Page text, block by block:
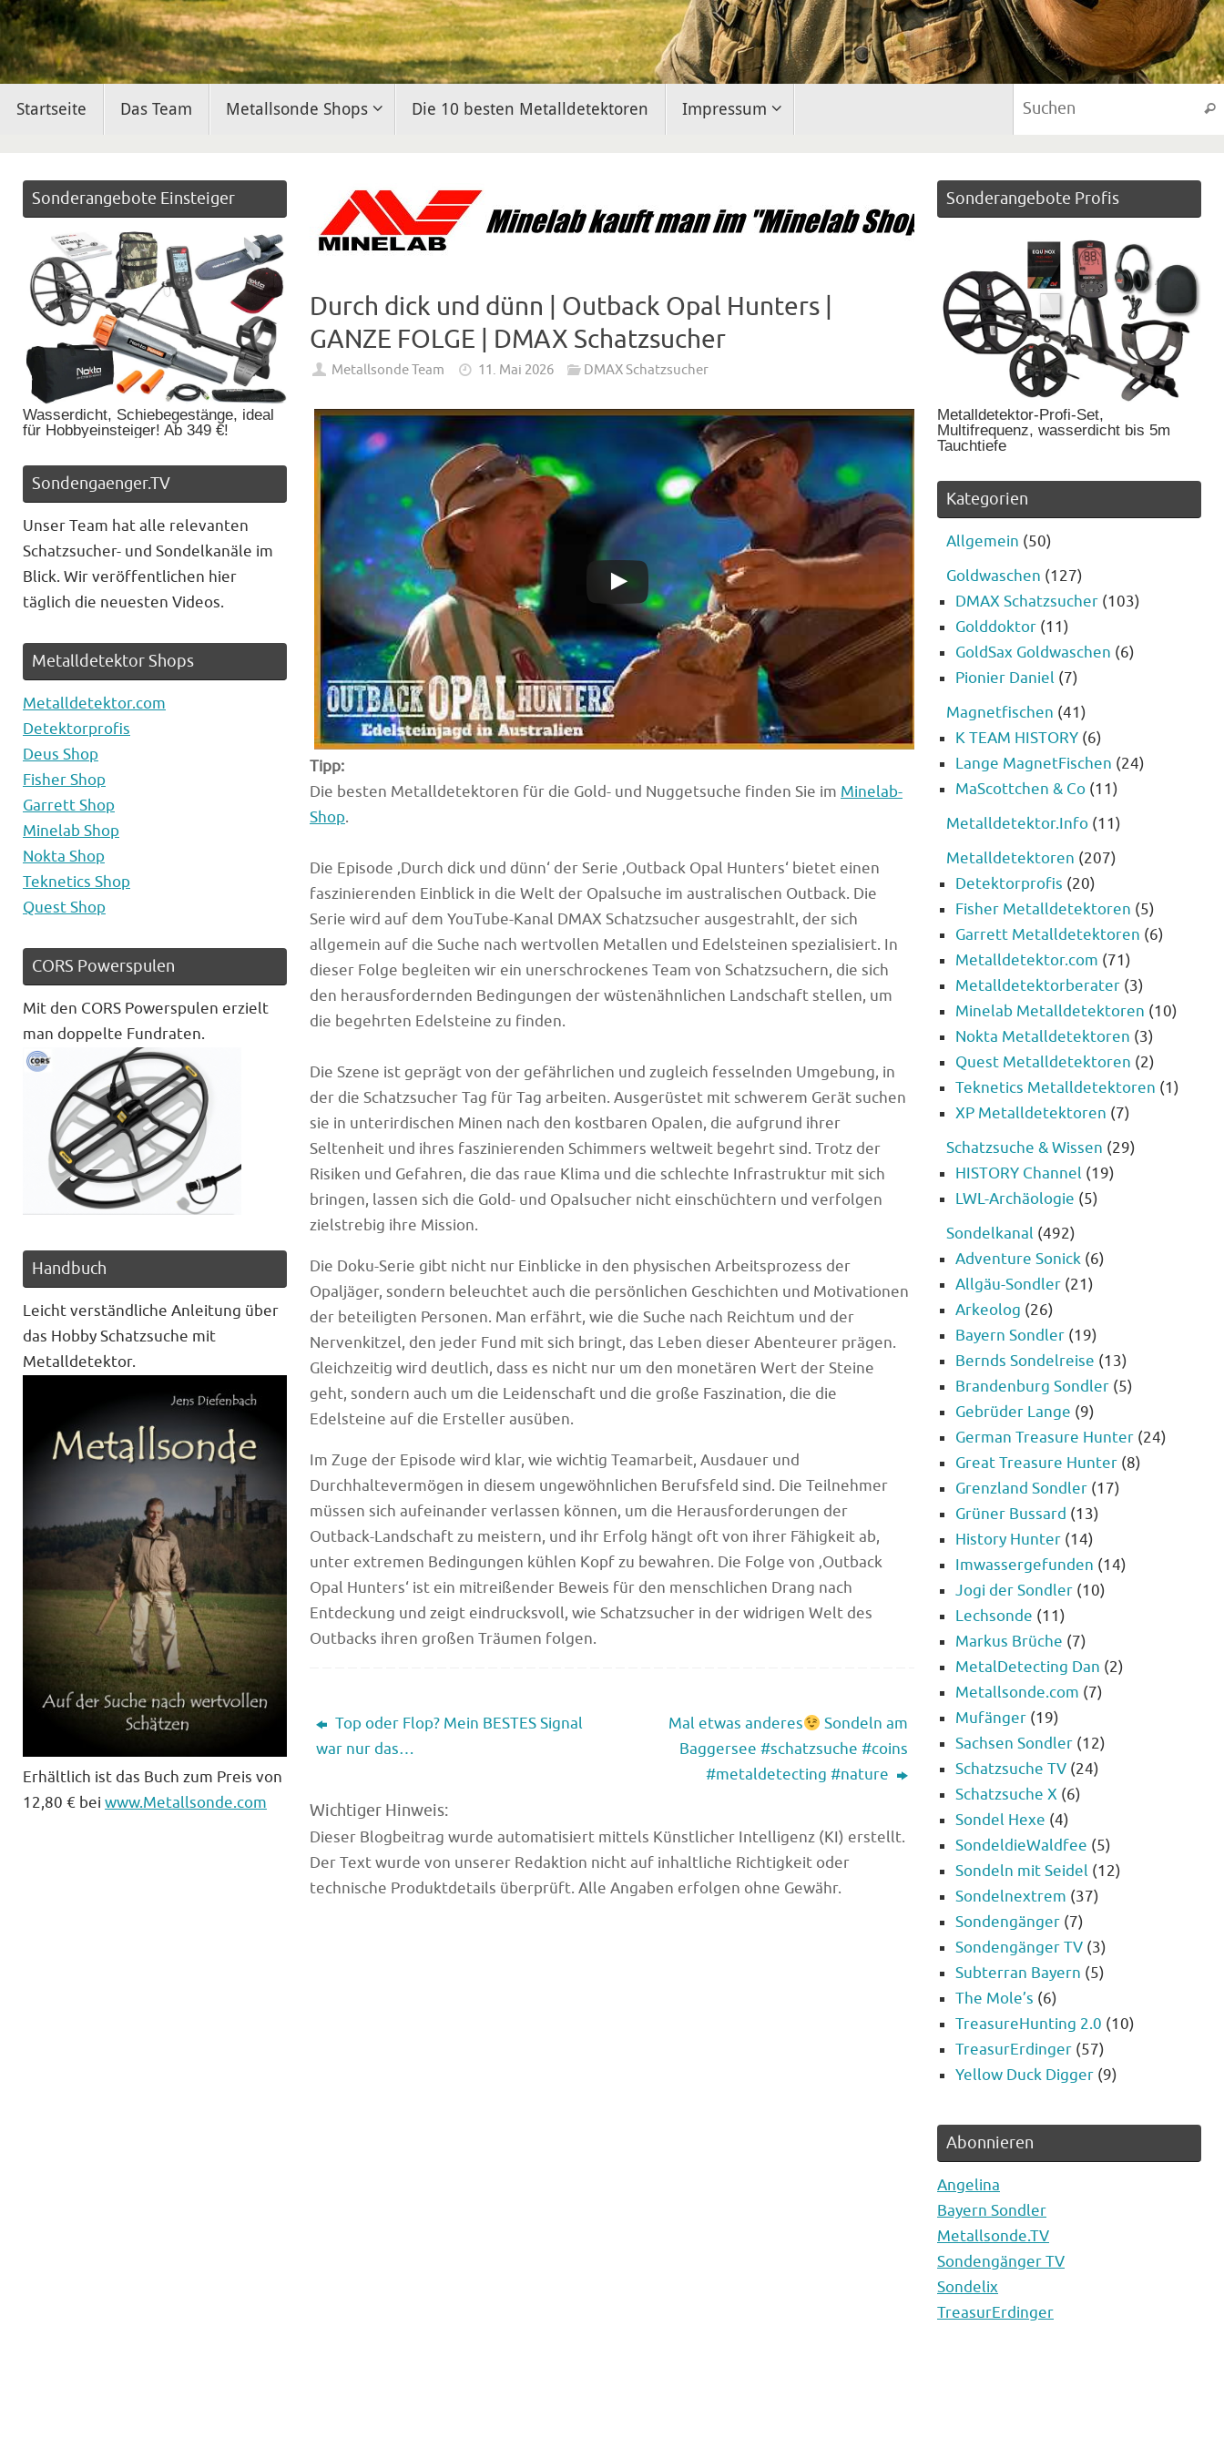
InhaltStartseite Das Team Metallsonde Shops Die 10 besten Metalldetektoren Impressum
Durch dick und dünn | Outback Opal Hunters |
GANZE FOLGE | DMAX Schatzsucher
Metallsonde Team 11. Mai 2026 DMAX Schatzsucher
Tipp:
Die besten Metalldetektoren für die Gold- und Nuggetsuche finden Sie im Minelab-
Shop.
Die Episode ‚Durch dick und dünn‘ der Serie ‚Outback Opal Hunters‘ bietet einen
faszinierenden Einblick in die Welt der Opalsuche im australischen Outback. Die
Serie wird auf dem YouTube-Kanal DMAX Schatzsucher ausgestrahlt, der sich
allgemein auf die Suche nach wertvollen Metallen und Edelsteinen spezialisiert. In
dieser Folge begleiten wir ein unerschrockenes Team von Schatzsuchern, die sich
den herausfordernden Bedingungen der wüstenähnlichen Landschaft stellen, um
die begehrten Edelsteine zu finden.
Die Szene ist geprägt von der gefährlichen und zugleich fesselnden Umgebung, in
der die Schatzsucher Tag für Tag arbeiten. Ausgerüstet mit schwerem Gerät suchen
sie in unterirdischen Minen nach den kostbaren Opalen, die aufgrund ihrer
Seltenheit und ihres faszinierenden Schimmers weltweit begehrt sind. Trotz der
Risiken und Gefahren, die das raue Klima und die schlechte Infrastruktur mit sich
bringen, lassen sich die Gold- und Opalsucher nicht einschüchtern und verfolgen
zielstrebig ihre Mission.
Die Doku-Serie gibt nicht nur Einblicke in den physischen Arbeitsprozess der
Opaljäger, sondern beleuchtet auch die persönlichen Geschichten und Motivationen
der beteiligten Personen. Man erfährt, wie die Suche nach Reichtum und der
Nervenkitzel, den jeder Fund mit sich bringt, das Leben dieser Abenteurer prägen.
Gleichzeitig wird deutlich, dass es nicht nur um den monetären Wert der Steine
geht, sondern auch um die Leidenschaft und die große Faszination, die die
Edelsteine auf die Ersteller ausüben.
Im Zuge der Episode wird klar, wie wichtig Teamarbeit, Ausdauer und
Durchhaltevermögen in diesem ungewöhnlichen Berufsfeld sind. Die Teilnehmer
müssen sich aufeinander verlassen können, um die Herausforderungen der
Outback-Landschaft zu meistern, und ihr Erfolg hängt oft von ihrer Fähigkeit ab,
unter extremen Bedingungen kühlen Kopf zu bewahren. Die Folge von ‚Outback
Opal Hunters‘ ist ein mitreißender Beweis für den menschlichen Drang nach
Entdeckung und zeigt eindrucksvoll, wie Schatzsucher in der widrigen Welt des
Outbacks ihren großen Träumen folgen.
Top oder Flop? Mein BESTES Signal
war nur das…
Mal etwas anderes
Sondeln am
Baggersee #schatzsuche #coins
#metaldetecting #nature
Wichtiger Hinweis:
Dieser Blogbeitrag wurde automatisiert mittels Künstlicher Intelligenz (KI) erstellt.
Der Text wurde von unserer Redaktion nicht auf inhaltliche Richtigkeit oder
technische Produktdetails überprüft. Alle Angaben erfolgen ohne Gewähr.
Sonderangebote Einsteiger
Wasserdicht, Schiebegestänge, ideal
für Hobbyeinsteiger! Ab 349 €!
Sondengaenger.TV
Unser Team hat alle relevanten
Schatzsucher- und Sondelkanäle im
Blick. Wir veröffentlichen hier
täglich die neuesten Videos.
Metalldetektor Shops
Metalldetektor.com
Detektorprofis
Deus Shop
Fisher Shop
Garrett Shop
Minelab Shop
Nokta Shop
Teknetics Shop
Quest Shop
CORS Powerspulen
Mit den CORS Powerspulen erzielt
man doppelte Fundraten.
Handbuch
Leicht verständliche Anleitung über
das Hobby Schatzsuche mit
Metalldetektor.
Erhältlich ist das Buch zum Preis von
12,80 € bei www.Metallsonde.com
Sonderangebote Profis
Metalldetektor-Profi-Set,
Multifrequenz, wasserdicht bis 5m
Tauchtiefe
Kategorien
Allgemein (50)
Goldwaschen (127)
DMAX Schatzsucher (103)
Golddoktor (11)
GoldSax Goldwaschen (6)
Pionier Daniel (7)
Magnetfischen (41)
K TEAM HISTORY (6)
Lange MagnetFischen (24)
MaScottchen & Co (11)
Metalldetektor.Info (11)
Metalldetektoren (207)
Detektorprofis (20)
Fisher Metalldetektoren (5)
Garrett Metalldetektoren (6)
Metalldetektor.com (71)
Metalldetektorberater (3)
Minelab Metalldetektoren (10)
Nokta Metalldetektoren (3)
Quest Metalldetektoren (2)
Teknetics Metalldetektoren (1)
XP Metalldetektoren (7)
Schatzsuche & Wissen (29)
HISTORY Channel (19)
LWL-Archäologie (5)
Sondelkanal (492)
Adventure Sonick (6)
Allgäu-Sondler (21)
Arkeolog (26)
Bayern Sondler (19)
Bernds Sondelreise (13)
Brandenburg Sondler (5)
Gebrüder Lange (9)
German Treasure Hunter (24)
Great Treasure Hunter (8)
Grenzland Sondler (17)
Grüner Bussard (13)
History Hunter (14)
Imwassergefunden (14)
Jogi der Sondler (10)
Lechsonde (11)
Markus Brüche (7)
MetalDetecting Dan (2)
Metallsonde.com (7)
Mufänger (19)
Sachsen Sondler (12)
Schatzsuche TV (24)
Schatzsuche X (6)
Sondel Hexe (4)
SondeldieWaldfee (5)
Sondeln mit Seidel (12)
Sondelnextrem (37)
Sondengänger (7)
Sondengänger TV (3)
Subterran Bayern (5)
The Mole’s (6)
TreasureHunting 2.0 (10)
TreasurErdinger (57)
Yellow Duck Digger (9)
Abonnieren
Angelina
Bayern Sondler
Metallsonde.TV
Sondengänger TV
Sondelix
TreasurErdinger